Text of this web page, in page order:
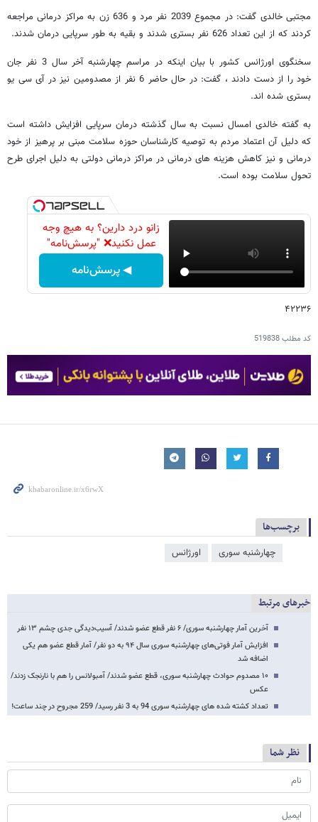
مجتبی خالدی گفت: در مجموع 2039 نفر مرد و 636 زن به مراکز درمانی مراجعه
کردند که از این تعداد 626 نفر بستری شدند و بقیه به طور سرپایی درمان شدند.
سخنگوی اورژانس کشور با بیان اینکه در مراسم چهارشنبه آخر سال 3 نفر جان
خود را از دست دادند ، گفت: در حال حاضر 6 نفر از مصدومین نیز در آی سی یو
بستری شده اند.
به گفته خالدی امسال نسبت به سال گذشته درمان سرپایی افزایش داشته است
که دلیل آن اعتماد مردم به توصیه کارشناسان حوزه سلامت مبنی بر پرهیز از خود
درمانی و نیز کاهش هزینه های درمانی در مراکز درمانی دولتی به دلیل اجرای طرح
تحول سلامت بوده است.
زانو درد دارین؟ به هیچ وجه
عمل نکنید❌ "پرسش‌نامه"
◀ پرسش‌نامه
۴۲۲۳۶
کد مطلب519838
برچسب‌ها
چهارشنبه سوری اورژانس
خبرهای مرتبط
آخرین آمار چهارشنبه سوری/ ۶ نفر قطع عضو شدند/ آسیب‌دیدگی جدی چشم ۱۳ نفر
افزایش آمار فوتی‌های چهارشنبه سوری سال ۹۴ به دو نفر/ آمار قطع عضو هم یکی
اضافه شد
۱۰ مصدوم حوادث چهارشنبه سوری،‌ قطع عضو شدند/ آمبولانس را هم با نارنجک زدند/
عکس
تعداد کشته شده های چهارشنبه سوری 94 به 3 نفر رسید/ 259 مجروح در چند ساعت!
نظر شما